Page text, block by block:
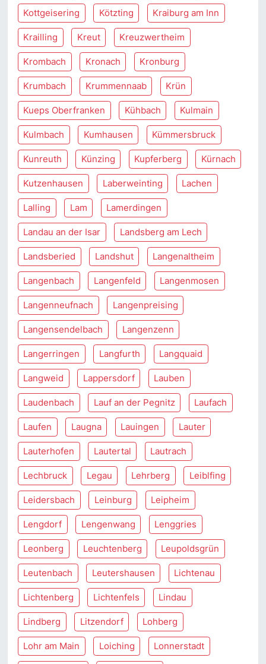
Kottgeisering Kötzting Kraiburg am Inn
Krailling Kreut Kreuzwertheim
Krombach Kronach Kronburg
Krumbach Krummennaab Krün
Kueps Oberfranken Kühbach Kulmain
Kulmbach Kumhausen Kümmersbruck
Kunreuth Künzing Kupferberg Kürnach
Kutzenhausen Laberweinting Lachen
Lalling Lam Lamerdingen
Landau an der Isar Landsberg am Lech
Landsberied Landshut Langenaltheim
Langenbach Langenfeld Langenmosen
Langenneufnach Langenpreising
Langensendelbach Langenzenn
Langerringen Langfurth Langquaid
Langweid Lappersdorf Lauben
Laudenbach Lauf an der Pegnitz Laufach
Laufen Laugna Lauingen Lauter
Lauterhofen Lautertal Lautrach
Lechbruck Legau Lehrberg Leiblfing
Leidersbach Leinburg Leipheim
Lengdorf Lengenwang Lenggries
Leonberg Leuchtenberg Leupoldsgrün
Leutenbach Leutershausen Lichtenau
Lichtenberg Lichtenfels Lindau
Lindberg Litzendorf Lohberg
Lohr am Main Loiching Lonnerstadt